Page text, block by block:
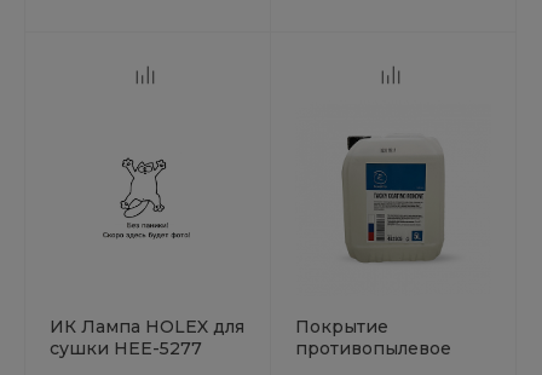
ИК Лампа HOLEX для
сушки НЕЕ-5277
Покрытие
противопылевое